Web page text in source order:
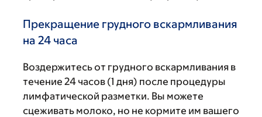
Прекращение грудного вскармливания
на 24 часа
Воздержитесь от грудного вскармливания в
течение 24 часов (1 дня) после процедуры
лимфатической разметки. Вы можете
сцеживать молоко, но не кормите им вашего